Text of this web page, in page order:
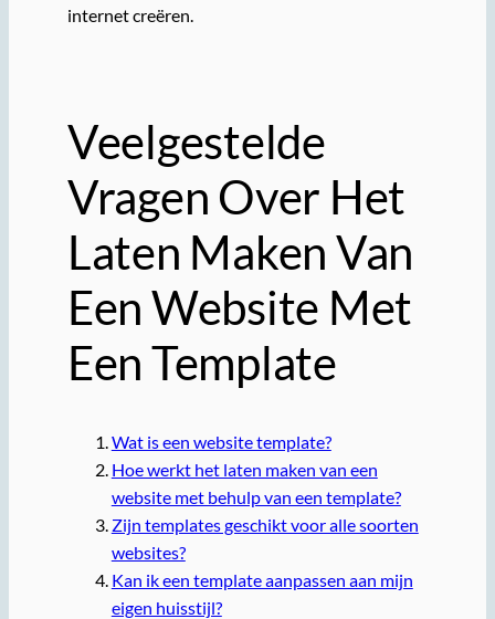
internet creëren.
Veelgestelde
Vragen Over Het
Laten Maken Van
Een Website Met
Een Template
Wat is een website template?
Hoe werkt het laten maken van een
website met behulp van een template?
Zijn templates geschikt voor alle soorten
websites?
Kan ik een template aanpassen aan mijn
eigen huisstijl?